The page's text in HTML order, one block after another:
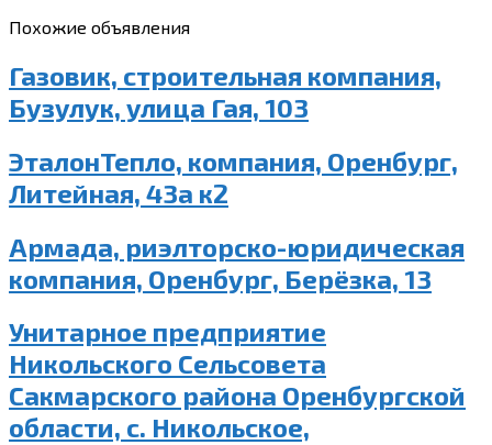
Похожие объявления
Газовик, строительная компания,
Бузулук, улица Гая, 103
ЭталонТепло, компания, Оренбург,
Литейная, 43а к2
Армада, риэлторско-юридическая
компания, Оренбург, Берёзка, 13
Унитарное предприятие
Никольского Сельсовета
Сакмарского района Оренбургской
области, с. Никольское,